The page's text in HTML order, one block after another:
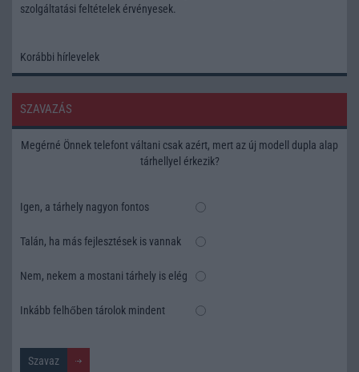
szolgáltatási feltételek érvényesek.
Korábbi hírlevelek
SZAVAZÁS
Megérné Önnek telefont váltani csak azért, mert az új modell dupla alap
tárhellyel érkezik?
Igen, a tárhely nagyon fontos
Talán, ha más fejlesztések is vannak
Nem, nekem a mostani tárhely is elég
Inkább felhőben tárolok mindent